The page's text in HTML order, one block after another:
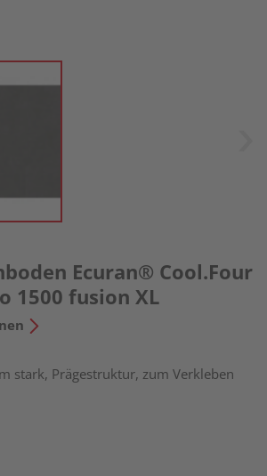
Ecuran® Cool.Four
1500 fusion XL
stark, Prägestruktur, zum Verkleben